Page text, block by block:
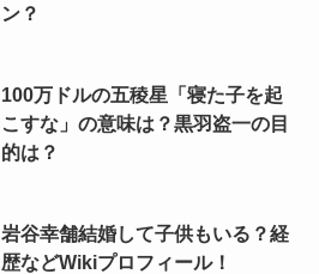
ン？
100万ドルの五稜星「寝た子を起
こすな」の意味は？黒羽盗一の目
的は？
岩谷幸舗結婚して子供もいる？経
歴などWikiプロフィール！